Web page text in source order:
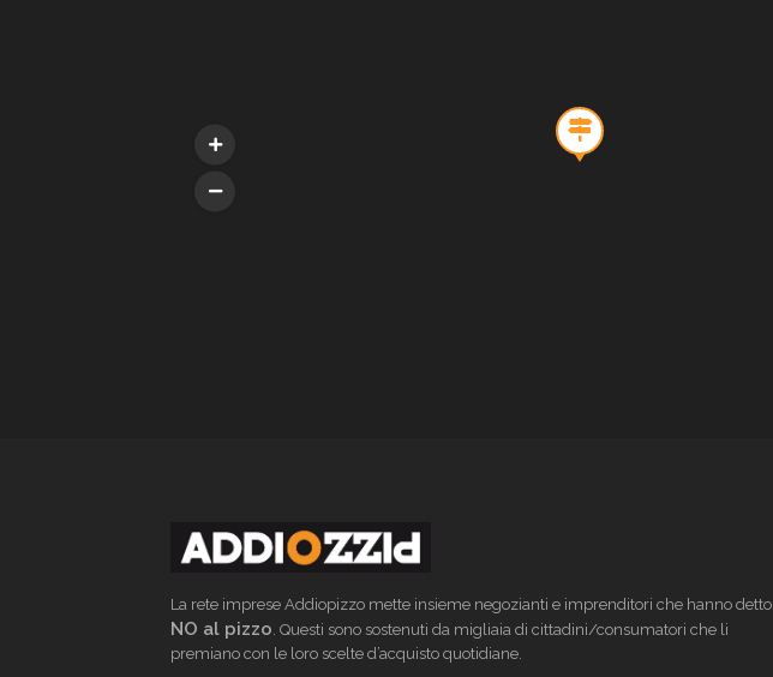
La rete imprese Addiopizzo mette insieme negozianti e imprenditori che hanno detto
NO al pizzo . Questi sono sostenuti da migliaia di cittadini/consumatori che li
premiano con le loro scelte d’acquisto quotidiane.